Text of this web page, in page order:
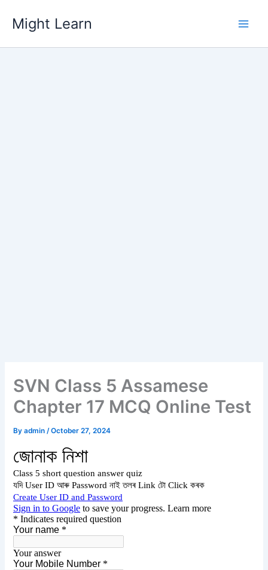
content
Might Learn
SVN Class 5 Assamese
Chapter 17 MCQ Online Test
Byadmin/October 27, 2024